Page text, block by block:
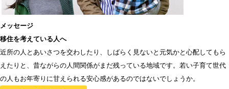
メッセージ
移住を考えている人へ
近所の人とあいさつを交わしたり、しばらく見ないと元気かと心配してもら
えたりと、昔ながらの人間関係がまだ残っている地域です。若い子育て世代
の人もお年寄りに甘えられる安心感があるのではないでしょうか。